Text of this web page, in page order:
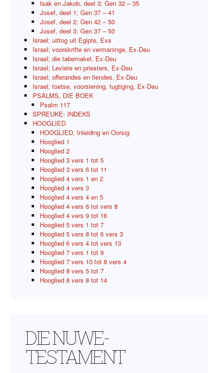
Isak en Jakob, deel 3; Gen 32 – 35
Josef, deel 1; Gen 37 – 41
Josef, deel 2; Gen 42 – 50
Josef, deel 3; Gen 37 – 50
Israel; uittog uit Egipte, Exs
Israel; voorskrifte en vermaninge, Ex-Deu
Israel; die tabernakel, Ex-Deu
Israel; Leviete en priesters, Ex-Deu
Israel; offerandes en tiendes, Ex-Deu
Israel; toetse, voorsiening, tugtiging, Ex-Deu
PSALMS, DIE BOEK
Psalm 117
SPREUKE: INDEKS
HOOGLIED
HOOGLIED, Inleiding en Oorsig
Hooglied 1
Hooglied 2
Hooglied 3 vers 1 tot 5
Hooglied 3 vers 6 tot 11
Hooglied 4 vers 1 en 2
Hooglied 4 vers 3
Hooglied 4 vers 4 en 5
Hooglied 4 vers 6 tot vers 8
Hooglied 4 vers 9 tot 16
Hooglied 5 vers 1 tot 7
Hooglied 5 vers 8 tot 6 vers 3
Hooglied 6 vers 4 tot vers 13
Hooglied 7 vers 1 tot 9
Hooglied 7 vers 10 tot 8 vers 4
Hooglied 8 vers 5 tot 7
Hooglied 8 vers 8 tot 14
DIE NUWE-
TESTAMENT